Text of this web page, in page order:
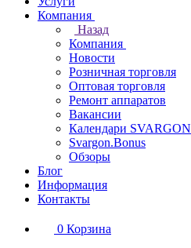
Компания
Назад
Компания
Новости
Розничная торговля
Оптовая торговля
Ремонт аппаратов
Вакансии
Календари SVARGON
Svargon.Bonus
Обзоры
Блог
Информация
Контакты
0 Корзина